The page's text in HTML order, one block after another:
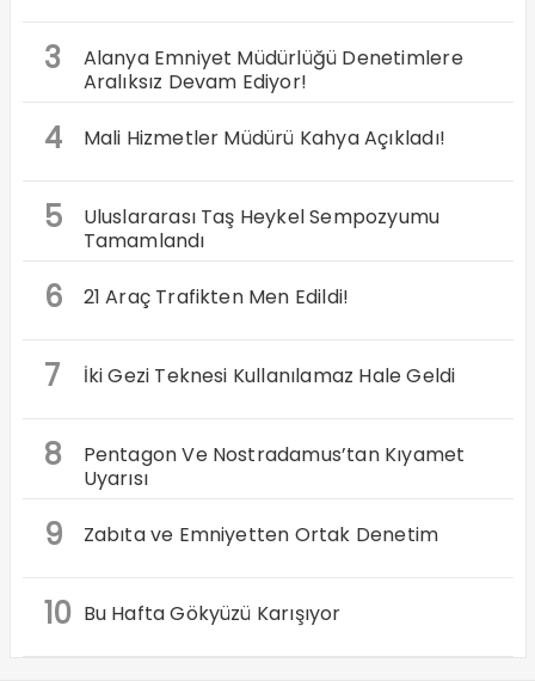
3
Alanya Emniyet Müdürlüğü Denetimlere
Aralıksız Devam Ediyor!
4 Mali Hizmetler Müdürü Kahya Açıkladı!
5
Uluslararası Taş Heykel Sempozyumu
Tamamlandı
6 21 Araç Trafikten Men Edildi!
7 İki Gezi Teknesi Kullanılamaz Hale Geldi
8
Pentagon Ve Nostradamus’tan Kıyamet
Uyarısı
9 Zabıta ve Emniyetten Ortak Denetim
10 Bu Hafta Gökyüzü Karışıyor